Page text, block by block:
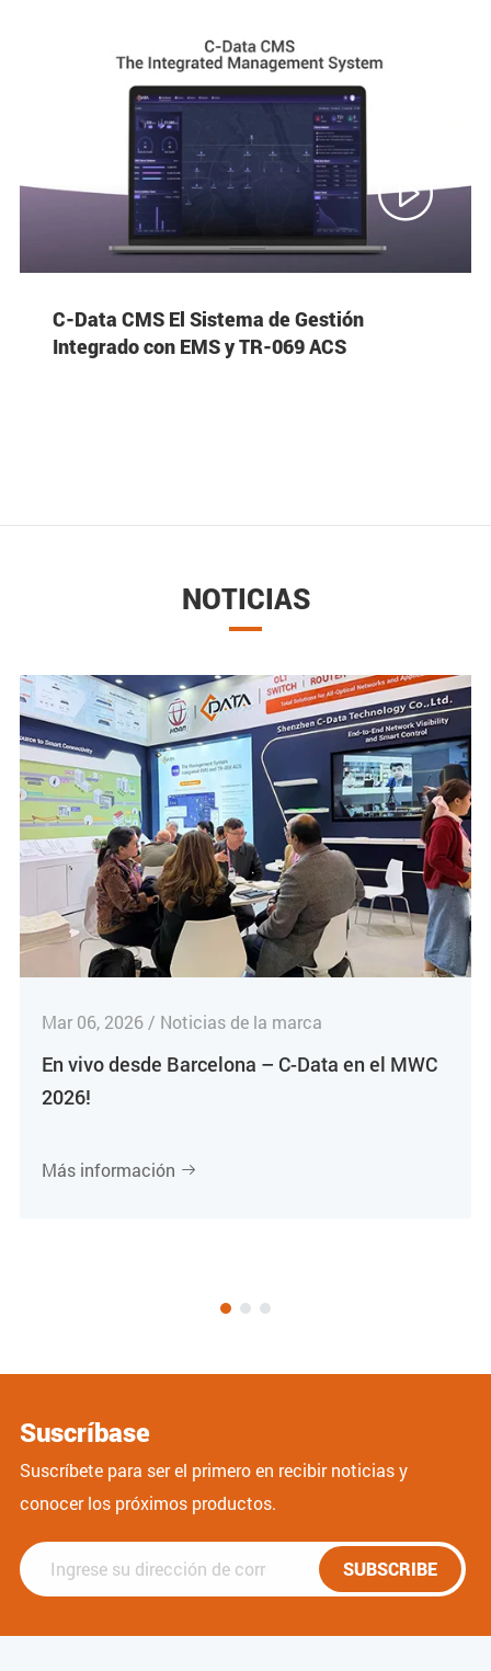

C-Data CMS El Sistema de Gestión
Integrado con EMS y TR-069 ACS
NOTICIAS
Mar 06, 2026 / Noticias de la marca
En vivo desde Barcelona – C-Data en el MWC
2026!
Más información 
Suscríbase
Suscríbete para ser el primero en recibir noticias y
conocer los próximos productos.
SUBSCRIBE